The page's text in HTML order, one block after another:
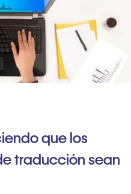
que los
traducción sean